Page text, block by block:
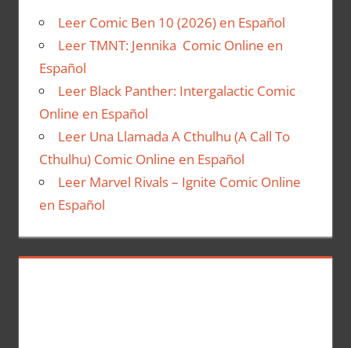
Leer Comic Ben 10 (2026) en Español
Leer TMNT: Jennika Comic Online en
Español
Leer Black Panther: Intergalactic Comic
Online en Español
Leer Una Llamada A Cthulhu (A Call To
Cthulhu) Comic Online en Español
Leer Marvel Rivals – Ignite Comic Online
en Español